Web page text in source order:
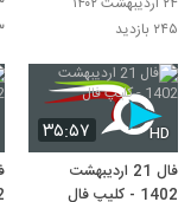
۲۴۵ بازدید
۳۵:۵۷ HD
فال 21 اردیبهشت
1402 - کلیپ فال